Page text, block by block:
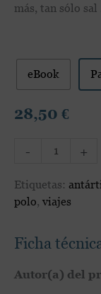
más, tan sólo sal
eBook
28,50 €
- +
Etiquetas:
polo, viajes
Ficha
Autor(a) del